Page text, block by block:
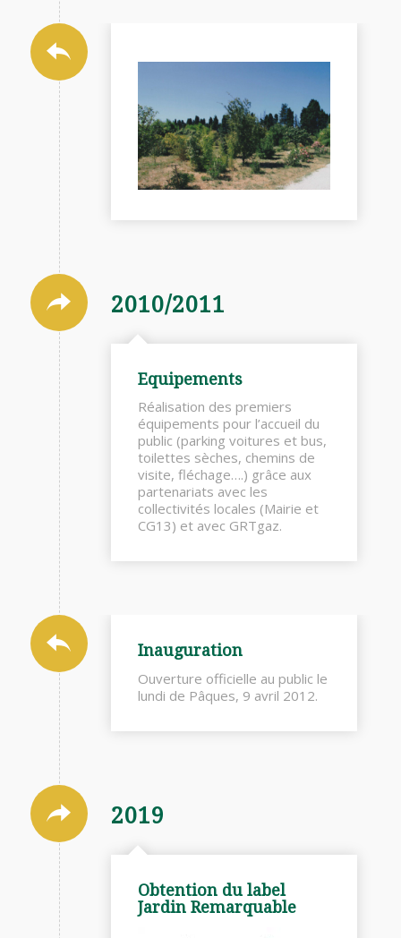
2010/2011
Equipements
Réalisation des premiers
équipements pour l’accueil du
public (parking voitures et bus,
toilettes sèches, chemins de
visite, fléchage….) grâce aux
partenariats avec les
collectivités locales (Mairie et
CG13) et avec GRTgaz.
Inauguration
Ouverture officielle au public le
lundi de Pâques, 9 avril 2012.
2019
Obtention du label
Jardin Remarquable